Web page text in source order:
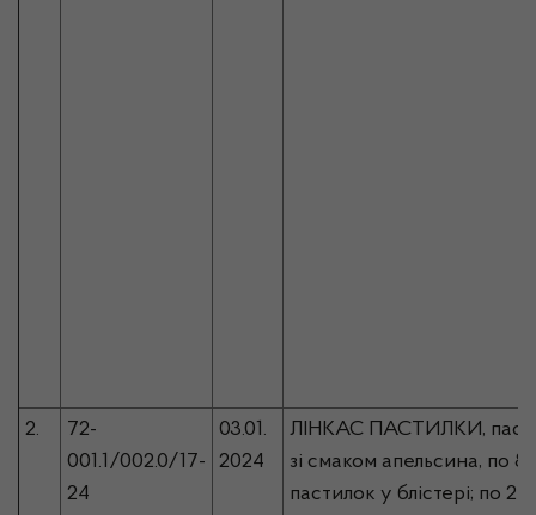
2.
72-
001.1/002.0/17-
24
03.01.
2024
ЛІНКАС ПАСТИЛКИ,
зі смаком апельсина, по 8
пастилок у блістері; по 2